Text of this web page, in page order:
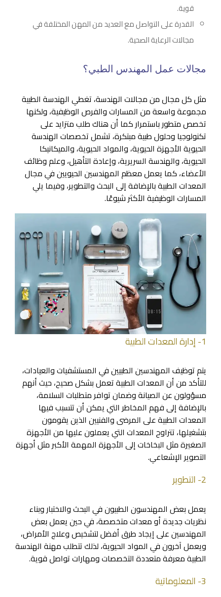
قوية.
القدرة على التواصل مع العديد من المهن المختلفة في
مجالات الرعاية الصحية.
مجالات عمل المهندس الطبي؟
مثل كل مجال من مجالات الهندسة، تغطي الهندسة الطبية
مجموعة واسعة من المسارات والفرص الوظيفية، ولكنها
تخصص متطور باستمرار كما أن هناك طلب متزايد على
تكنولوجيا وحلول طبية مبتكرة، تشمل تخصصات الهندسة
الحيوية الأجهزة الحيوية، والمواد الحيوية، والميكانيكا
الحيوية، والهندسة السريرية، وإعادة التأهيل، وعلم وظائف
الأعضاء، كما يعمل معظم المهندسين الحيويين في مجال
المعدات الطبية بالإضافة إلى البحث والتطوير، وفيما يلي
المسارات الوظيفية الأكثر شيوعًا.
1- إدارة المعدات الطبية
يتم توظيف المهندسين الطبيين في المستشفيات والعيادات،
للتأكد من أن المعدات الطبية تعمل بشكل صحيح، حيث أنهم
مسؤولون عن الصيانة وضمان توافر متطلبات السلامة،
بالإضافة إلى فهم المخاطر التي يمكن أن تتسبب فيها
المعدات الطبية على المرضى والفنيين الذين يقومون
بتشغيلها، تتراوح المعدات التي يعملون عليها من الأجهزة
الصغيرة مثل البخاخات إلى الأجهزة المهمة الأكبر مثل أجهزة
التصوير الإشعاعي.
2- التطوير
يعمل بعض المهندسون الطبيون في البحث والاختبار وبناء
نظريات جديدة أو معدات متخصصة، في حين يعمل بعض
المهندسين على إيجاد طرق أفضل لتشخيص وعلاج الأمراض،
ويعمل آخرون في المواد الحيوية، لذلك تتطلب مهنة الهندسة
الطبية معرفة متعددة التخصصات ومهارات تواصل قوية.
3- المعلوماتية